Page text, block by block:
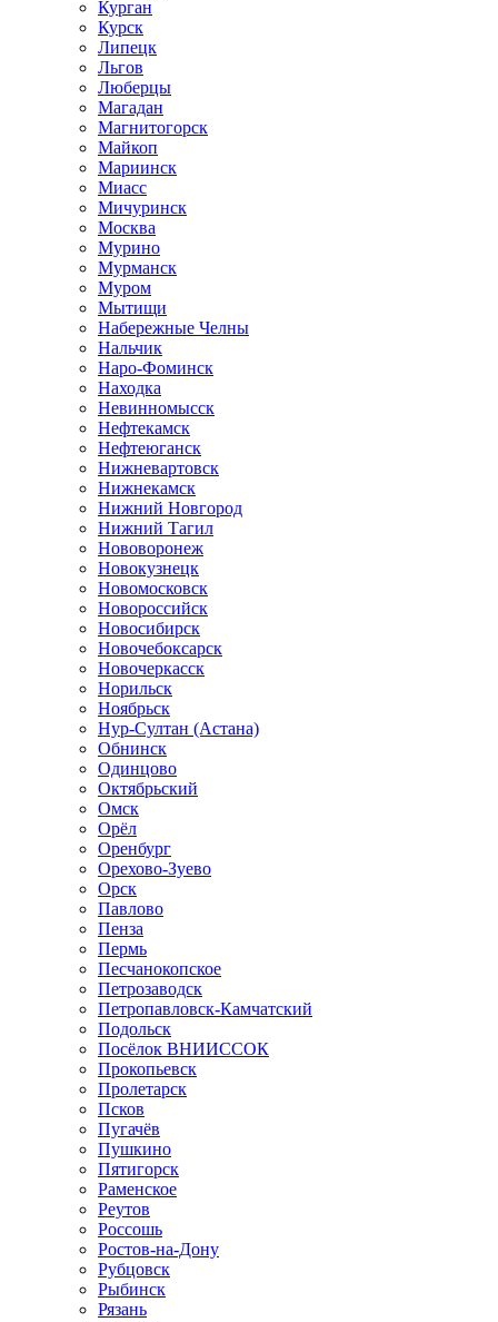
Курган
Курск
Липецк
Льгов
Люберцы
Магадан
Магнитогорск
Майкоп
Мариинск
Миасс
Мичуринск
Москва
Мурино
Мурманск
Муром
Мытищи
Набережные Челны
Нальчик
Наро-Фоминск
Находка
Невинномысск
Нефтекамск
Нефтеюганск
Нижневартовск
Нижнекамск
Нижний Новгород
Нижний Тагил
Нововоронеж
Новокузнецк
Новомосковск
Новороссийск
Новосибирск
Новочебоксарск
Новочеркасск
Норильск
Ноябрьск
Нур-Султан (Астана)
Обнинск
Одинцово
Октябрьский
Омск
Орёл
Оренбург
Орехово-Зуево
Орск
Павлово
Пенза
Пермь
Песчанокопское
Петрозаводск
Петропавловск-Камчатский
Подольск
Посёлок ВНИИССОК
Прокопьевск
Пролетарск
Псков
Пугачёв
Пушкино
Пятигорск
Раменское
Реутов
Россошь
Ростов-на-Дону
Рубцовск
Рыбинск
Рязань